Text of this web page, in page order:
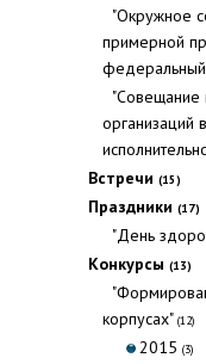
"Окружное
примерной
федеральный
"Совещание
организаций
Встречи (15)
Праздники (17)
"День
Конкурсы (13)
корпусах" (12)
2015 (3)